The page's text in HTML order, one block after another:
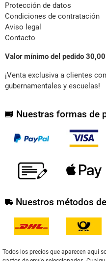
Protección de datos
Condiciones de contratación
Aviso legal
Contacto
Valor mínimo del pedido 30,00
¡Venta exclusiva a clientes
gubernamentales y escuelas!
Nuestras formas de
Nuestros métodos
Todos los precios que aparecen aquí
gastos de envío seleccionados.